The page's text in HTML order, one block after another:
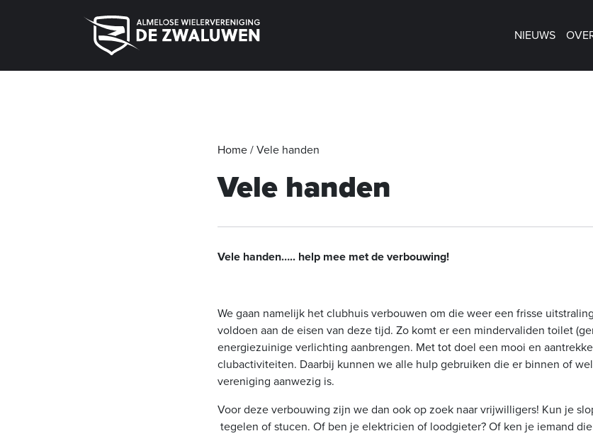
NIEUWS
Home / Vele handen
Vele handen
Vele handen….. help mee met de verbouwing!
We gaan namelijk het clubhuis verbouwen om die weer een frisse
voldoen aan de eisen van deze tijd. Zo komt er een mindervaliden toilet
energiezuinige verlichting aanbrengen. Met tot doel een mooi en
clubactiviteiten. Daarbij kunnen we alle hulp gebruiken die er binnen of
vereniging aanwezig is.
Voor deze verbouwing zijn we dan ook op zoek naar vrijwilligers! Kun je
tegelen of stucen. Of ben je elektricien of loodgieter? Of ken je iemand